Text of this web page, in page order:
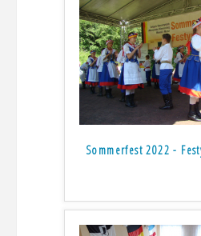
Sommerfest 2022 -